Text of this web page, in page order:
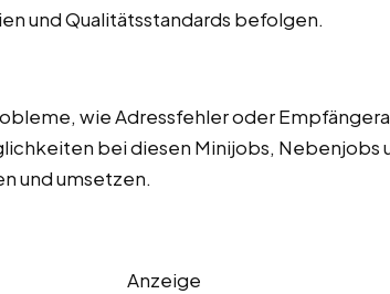
und Qualitätsstandards befolgen.
wie Adressfehler oder
bei diesen Minijobs, Nebenjobs
und umsetzen.
Anzeige